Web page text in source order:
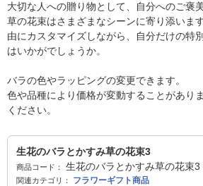
大切な人への贈り物として、自分へのご褒
草の花束はさまざまなシーンに寄り添いま
由にカスタマイズしながら、自分だけの特
はいかがでしょうか。
バラの色やラッピングの変更できます。
色や品種により価格が変動することがあり
ください。
生花のバラとかすみ草の花束3
商品コード： 生花のバラとかすみ草の花束3
関連カテゴリ：
フラワーギフト商品